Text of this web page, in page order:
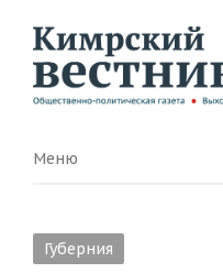
Menu
Меню
Губерния